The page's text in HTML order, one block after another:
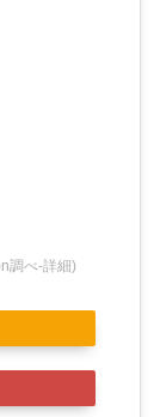
調べ-詳細)